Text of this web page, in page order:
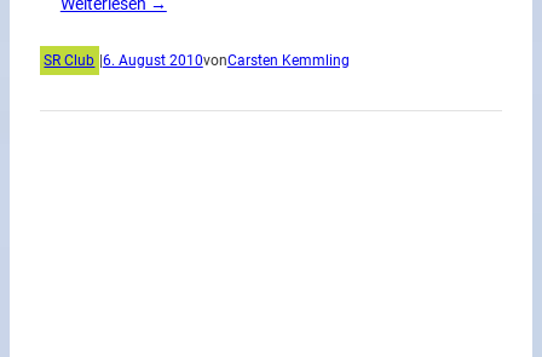
Weiterlesen →
SR Club 6. August 2010vonCarsten Kemmling